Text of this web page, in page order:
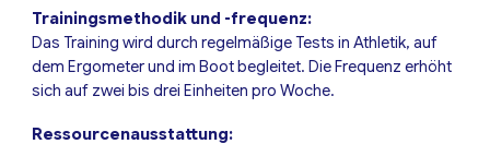
Trainingsmethodik und -frequenz:
Das Training wird durch regelmäßige Tests in Athletik, auf
dem Ergometer und im Boot begleitet. Die Frequenz erhöht
sich auf zwei bis drei Einheiten pro Woche.
Ressourcenausstattung: